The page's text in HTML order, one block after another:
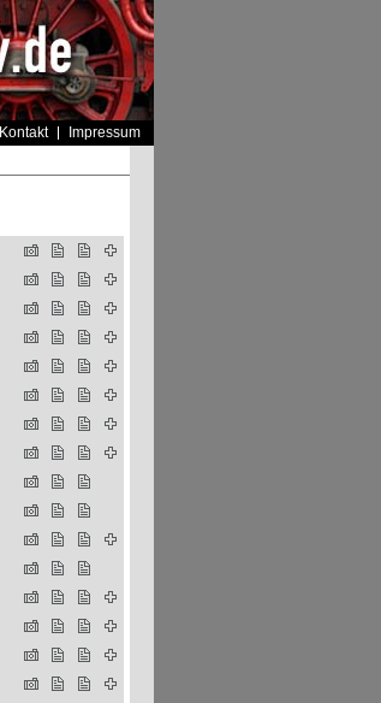
Kontakt Impressum